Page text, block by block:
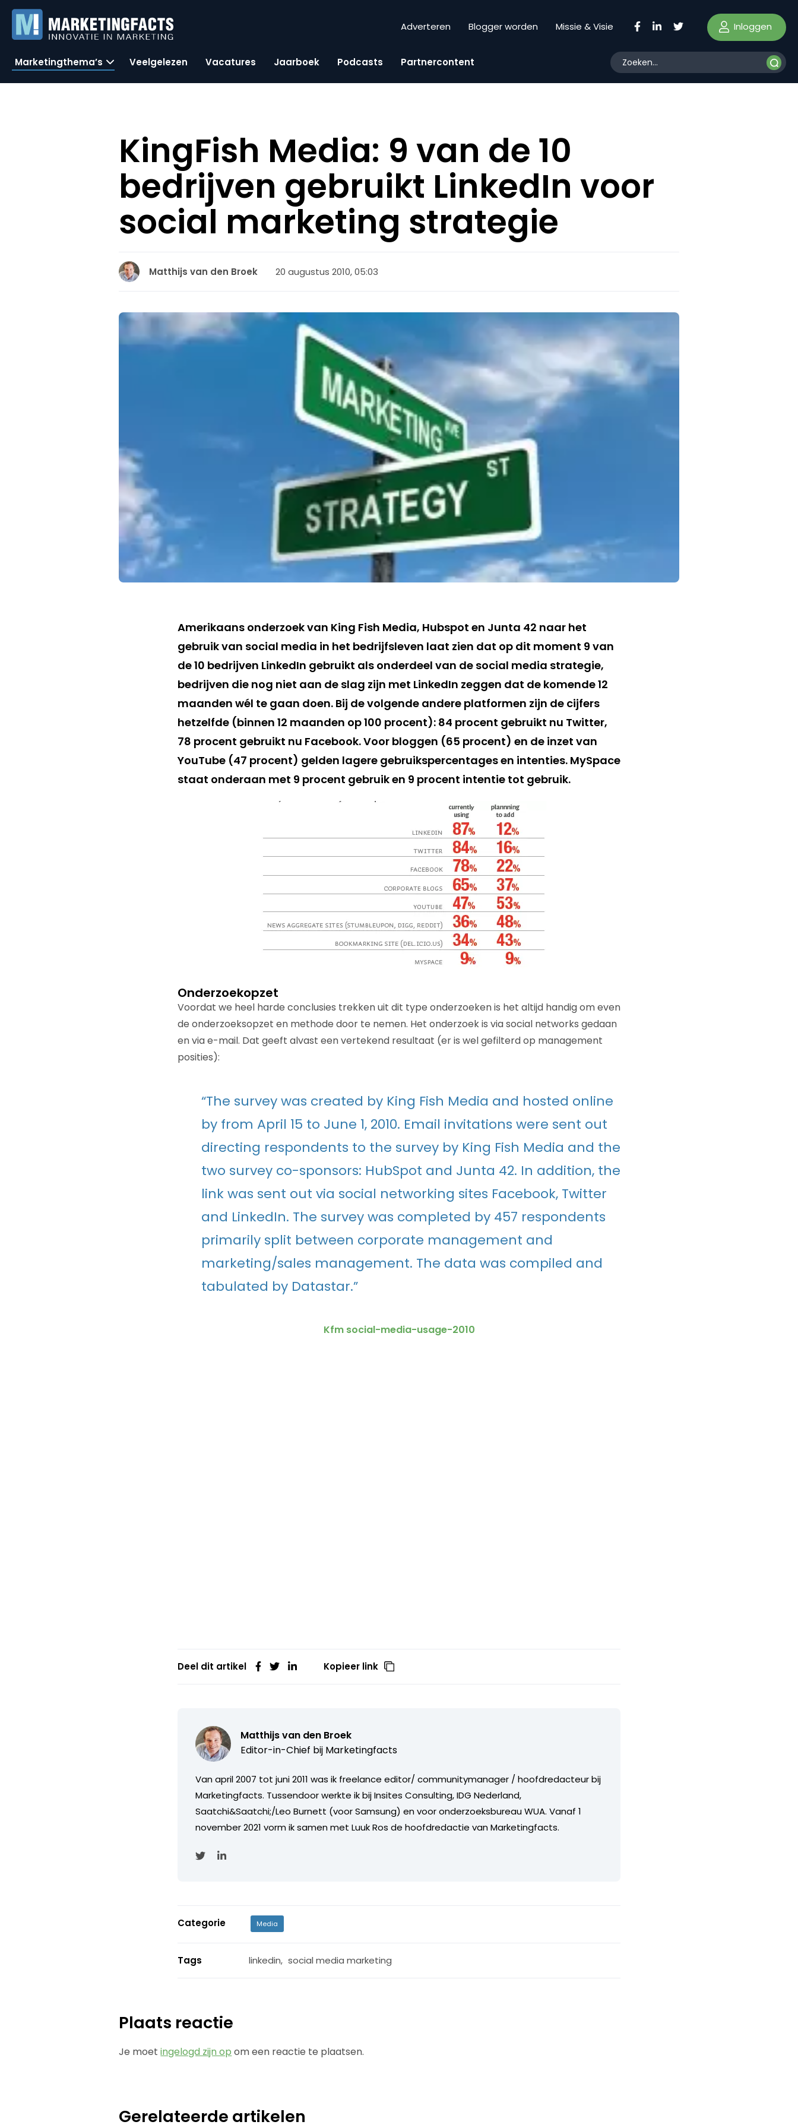
Adverteren Blogger worden Missie & Visie Inloggen
Marketingthema’s Veelgelezen Vacatures Jaarboek Podcasts Partnercontent
KingFish Media: 9 van de 10
bedrijven gebruikt LinkedIn voor
social marketing strategie
Matthijs van den Broek 20 augustus 2010, 05:03
Amerikaans onderzoek van King Fish Media, Hubspot en Junta 42 naar het
gebruik van social media in het bedrijfsleven laat zien dat op dit moment 9 van
de 10 bedrijven LinkedIn gebruikt als onderdeel van de social media strategie,
bedrijven die nog niet aan de slag zijn met LinkedIn zeggen dat de komende 12
maanden wél te gaan doen. Bij de volgende andere platformen zijn de cijfers
hetzelfde (binnen 12 maanden op 100 procent): 84 procent gebruikt nu Twitter,
78 procent gebruikt nu Facebook. Voor bloggen (65 procent) en de inzet van
YouTube (47 procent) gelden lagere gebruikspercentages en intenties. MySpace
staat onderaan met 9 procent gebruik en 9 procent intentie tot gebruik.
Onderzoekopzet
Voordat we heel harde conclusies trekken uit dit type onderzoeken is het altijd handig om even
de onderzoeksopzet en methode door te nemen. Het onderzoek is via social networks gedaan
en via e-mail. Dat geeft alvast een vertekend resultaat (er is wel gefilterd op management
posities):
“The survey was created by King Fish Media and hosted online
by from April 15 to June 1, 2010. Email invitations were sent out
directing respondents to the survey by King Fish Media and the
two survey co-sponsors: HubSpot and Junta 42. In addition, the
link was sent out via social networking sites Facebook, Twitter
and LinkedIn. The survey was completed by 457 respondents
primarily split between corporate management and
marketing/sales management. The data was compiled and
tabulated by Datastar.”
Kfm social-media-usage-2010
Deel dit artikel Kopieer link
Matthijs van den Broek
Editor-in-Chief bij Marketingfacts
Van april 2007 tot juni 2011 was ik freelance editor/ communitymanager / hoofdredacteur bij
Marketingfacts. Tussendoor werkte ik bij Insites Consulting, IDG Nederland,
Saatchi&Saatchi;/Leo Burnett (voor Samsung) en voor onderzoeksbureau WUA. Vanaf 1
november 2021 vorm ik samen met Luuk Ros de hoofdredactie van Marketingfacts.
Categorie Media
Tags linkedin, social media marketing
Plaats reactie
Je moetingelogd zijn op om een reactie te plaatsen.
Gerelateerde artikelen